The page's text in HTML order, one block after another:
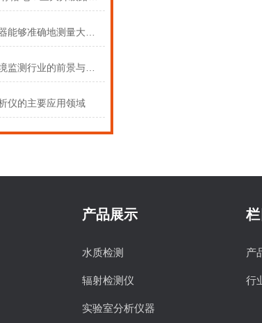
仪的主要应用领域
产品展示
水质检测
辐射检测仪
实验室分析仪器
产
行